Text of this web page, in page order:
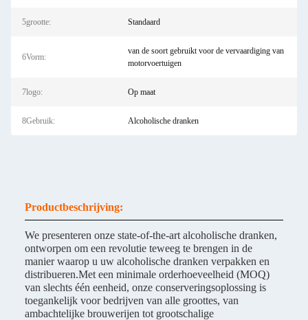
5grootte: Standaard
6Vorm:
van de soort gebruikt voor de vervaardiging van
motorvoertuigen
7logo: Op maat
8Gebruik: Alcoholische dranken
Productbeschrijving:
We presenteren onze state-of-the-art alcoholische dranken,
ontworpen om een revolutie teweeg te brengen in de
manier waarop u uw alcoholische dranken verpakken en
distribueren.Met een minimale orderhoeveelheid (MOQ)
van slechts één eenheid, onze conserveringsoplossing is
toegankelijk voor bedrijven van alle groottes, van
ambachtelijke brouwerijen tot grootschalige